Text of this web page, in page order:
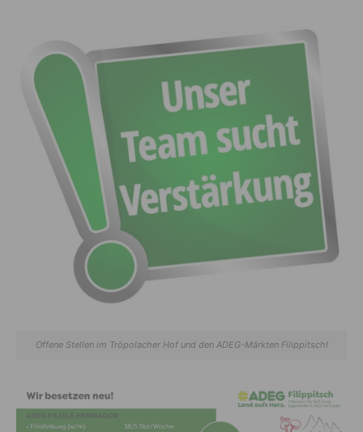
Offene Stellen im Tröpolacher Hof und den ADEG-Märkten Filippitsch!